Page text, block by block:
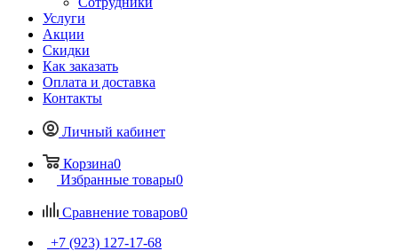
Услуги
Акции
Скидки
Как заказать
Оплата и доставка
Контакты
Личный кабинет
Корзина0
Избранные товары0
Сравнение товаров0
+7 (923) 127-17-68